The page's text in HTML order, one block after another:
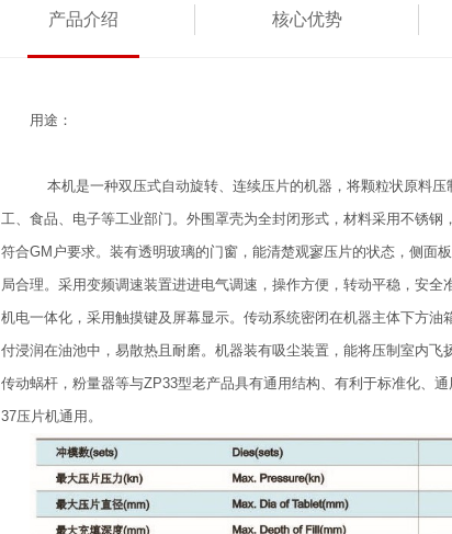
产品介绍 核心优势
用途：
本机是一种双压式自动旋转、连续压片的机器，将颗粒状原料
工、食品、电子等工业部门。外围罩壳为全封闭形式，材料采用不锈
符合GM户要求。装有透明玻璃的门窗，能清楚观寥压片的状态，侧面
局合理。采用变频调速装置进进电气调速，操作方便，转动平稳，安
机电一体化，采用触摸键及屏幕显示。传动系统密闭在机器主体下方
付浸润在油池中，易散热且耐磨。机器装有吸尘装置，能将压制室内
传动蜗杆，粉量器等与ZP33型老产品具有通用结构、有利于标准化、
37压片机通用。